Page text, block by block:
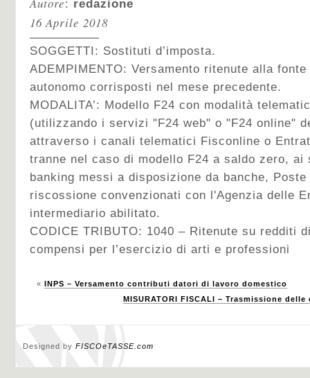
: redazione
16 Aprile 2018
SOGGETTI: Sostituti d’imposta.
ADEMPIMENTO: Versamento ritenute alla
autonomo corrisposti nel mese precedente.
MODALITA’: Modello F24 con modalità
(utilizzando i servizi "F24 web" o "F24 online"
attraverso i canali telematici Fisconline o
tranne nel caso di modello F24 a saldo zero,
banking messi a disposizione da banche,
riscossione convenzionati con l'Agenzia delle
intermediario abilitato.
CODICE TRIBUTO: 1040 – Ritenute su redditi
compensi per l’esercizio di arti e professioni
« INPS – Versamento contributi datori di lavoro domestico
MISURATORI FISCALI – Trasmissione
Designed by FISCOeTASSE.com